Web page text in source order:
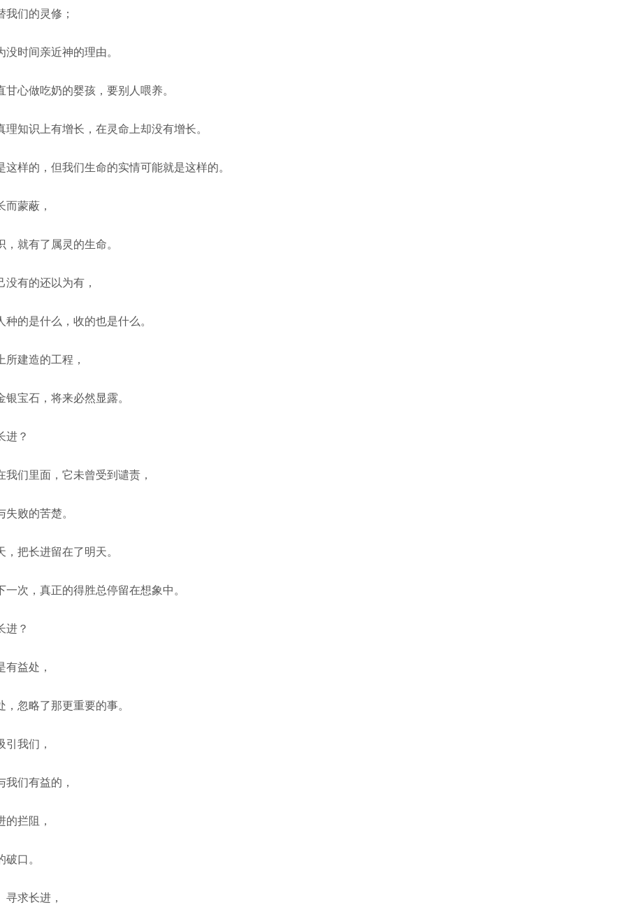
们的灵修；
时间亲近神的理由。
心做吃奶的婴孩，要别人喂养。
知识上有增长，在灵命上却没有增长。
样的，但我们生命的实情可能就是这样的。
蒙蔽，
就有了属灵的生命。
有的还以为有，
的是什么，收的也是什么。
建造的工程，
宝石，将来必然显露。
进？
们里面，它未曾受到谴责，
败的苦楚。
把长进留在了明天。
次，真正的得胜总停留在想象中。
进？
益处，
忽略了那更重要的事。
我们，
们有益的，
的拦阻，
口。
求长进，